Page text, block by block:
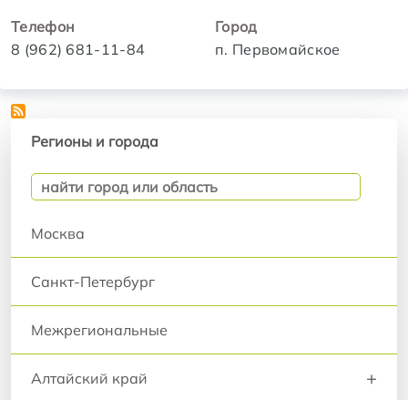
Телефон
8 (962) 681-11-84
Город
п. Первомайское
Регионы и города
Москва
Санкт-Петербург
Межрегиональные
Алтайский край +